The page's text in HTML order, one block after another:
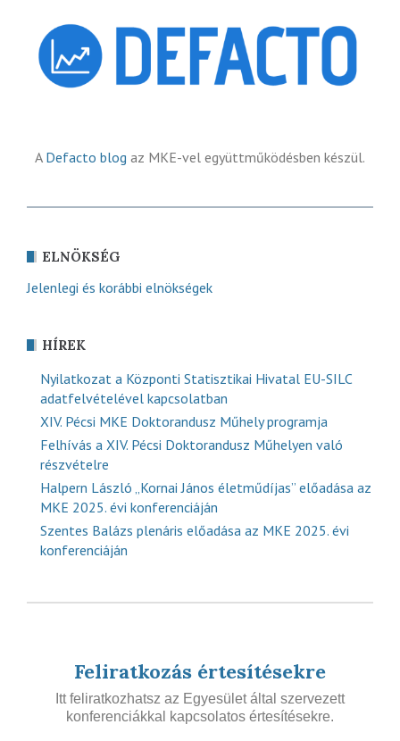
A Defacto blog az MKE-vel együttműködésben készül.
ELNÖKSÉG
Jelenlegi és korábbi elnökségek
HÍREK
Nyilatkozat a Központi Statisztikai Hivatal EU-SILC
adatfelvételével kapcsolatban
XIV. Pécsi MKE Doktorandusz Műhely programja
Felhívás a XIV. Pécsi Doktorandusz Műhelyen való
részvételre
Halpern László „Kornai János életműdíjas” előadása az
MKE 2025. évi konferenciáján
Szentes Balázs plenáris előadása az MKE 2025. évi
konferenciáján
Feliratkozás értesítésekre
Itt feliratkozhatsz az Egyesület által szervezett
konferenciákkal kapcsolatos értesítésekre.